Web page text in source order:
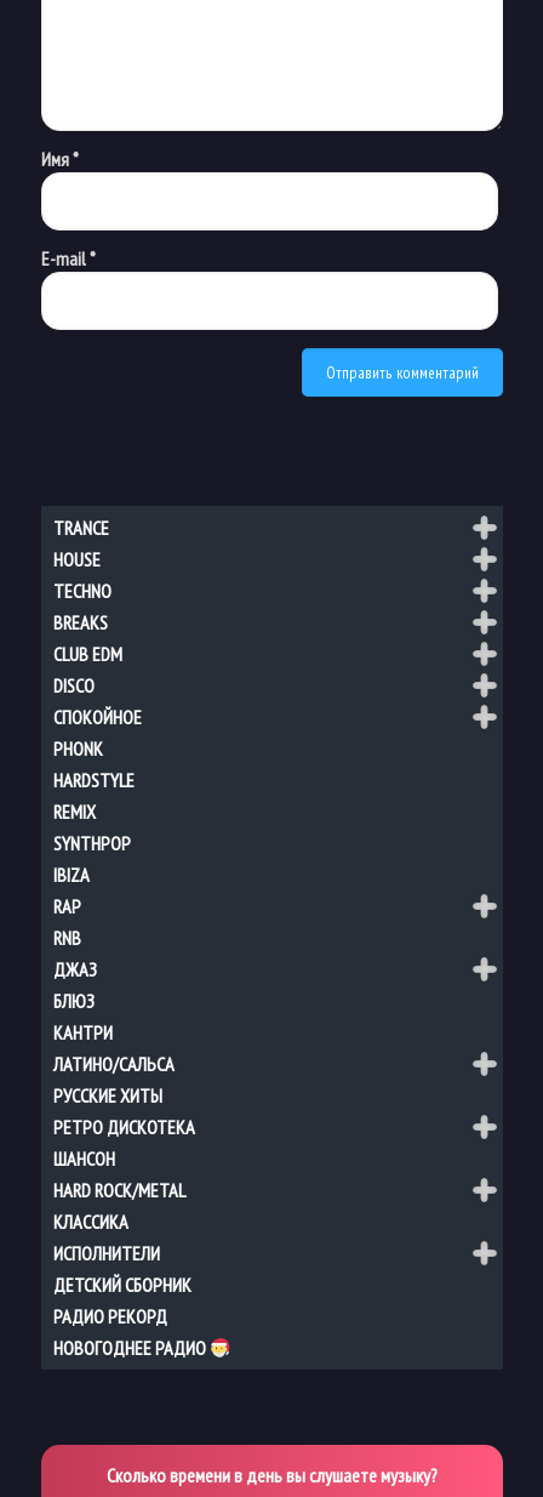
Имя*
E-mail*
TRANCE
HOUSE
TECHNO
BREAKS
CLUB EDM
DISCO
СПОКОЙНОЕ
PHONK
HARDSTYLE
REMIX
SYNTHPOP
IBIZA
RAP
RNB
ДЖАЗ
БЛЮЗ
КАНТРИ
ЛАТИНО/САЛЬСА
РУССКИЕ ХИТЫ
РЕТРО ДИСКОТЕКА
ШАНСОН
HARD ROCK/METAL
КЛАССИКА
ИСПОЛНИТЕЛИ
ДЕТСКИЙ СБОРНИК
РАДИО РЕКОРД
НОВОГОДНЕЕ РАДИО
Сколько времени в день вы слушаете музыку?